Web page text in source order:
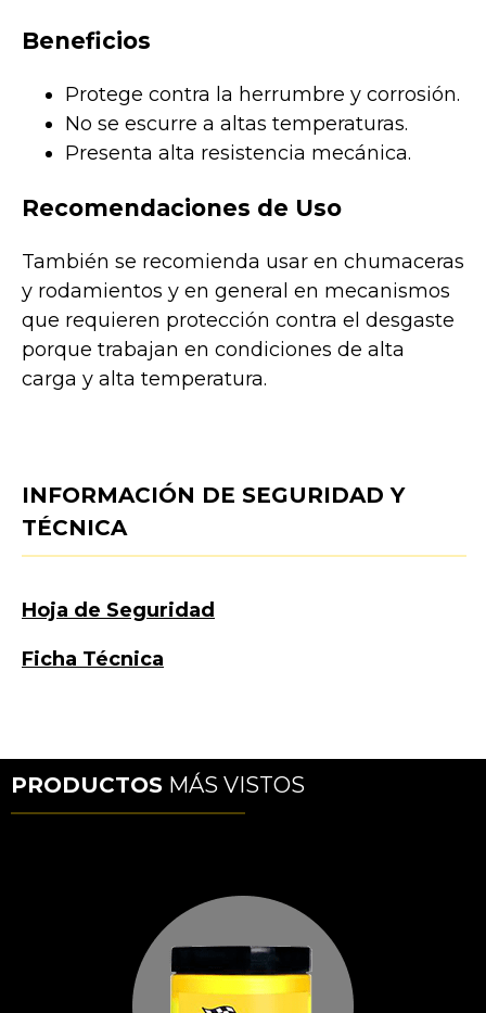
Beneficios
Protege contra la herrumbre y corrosión.
No se escurre a altas temperaturas.
Presenta alta resistencia mecánica.
Recomendaciones de Uso
También se recomienda usar en chumaceras
y rodamientos y en general en mecanismos
que requieren protección contra el desgaste
porque trabajan en condiciones de alta
carga y alta temperatura.
INFORMACIÓN DE SEGURIDAD Y
TÉCNICA
Hoja de Seguridad
Ficha Técnica
PRODUCTOS MÁS VISTOS